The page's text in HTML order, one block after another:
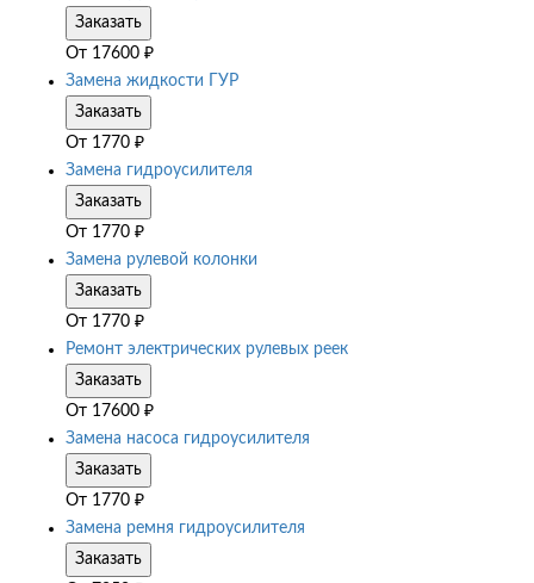
Заказать
От 17600 ₽
Замена жидкости ГУР
Заказать
От 1770 ₽
Замена гидроусилителя
Заказать
От 1770 ₽
Замена рулевой колонки
Заказать
От 1770 ₽
Ремонт электрических рулевых реек
Заказать
От 17600 ₽
Замена насоса гидроусилителя
Заказать
От 1770 ₽
Замена ремня гидроусилителя
Заказать